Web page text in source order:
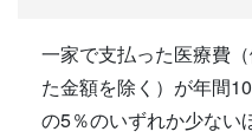
一家で支払った医療費
た金額を除く）が年間
の5％のいずれか少ない